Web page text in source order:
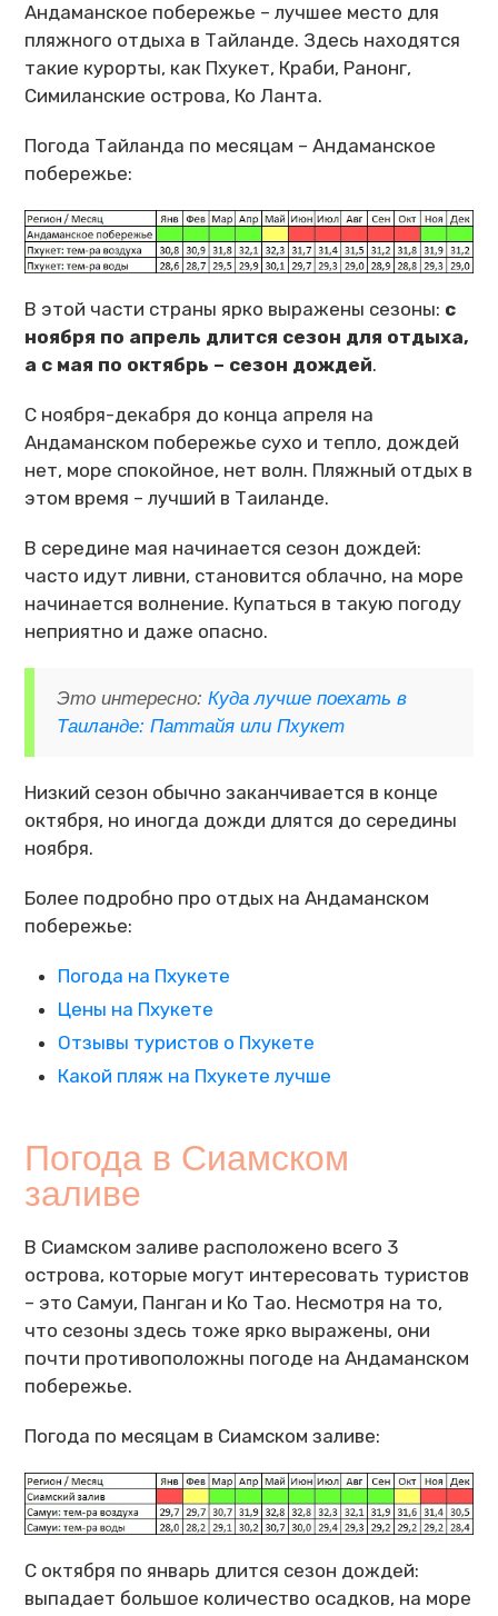
Андаманское побережье – лучшее место для
пляжного отдыха в Тайланде. Здесь находятся
такие курорты, как Пхукет, Краби, Ранонг,
Симиланские острова, Ко Ланта.
Погода Тайланда по месяцам – Андаманское
побережье:
В этой части страны ярко выражены сезоны: с
ноября по апрель длится сезон для отдыха,
а с мая по октябрь – сезон дождей.
С ноября-декабря до конца апреля на
Андаманском побережье сухо и тепло, дождей
нет, море спокойное, нет волн. Пляжный отдых в
этом время – лучший в Таиланде.
В середине мая начинается сезон дождей:
часто идут ливни, становится облачно, на море
начинается волнение. Купаться в такую погоду
неприятно и даже опасно.
Это интересно:Куда лучше поехать в
Таиланде: Паттайя или Пхукет
Низкий сезон обычно заканчивается в конце
октября, но иногда дожди длятся до середины
ноября.
Более подробно про отдых на Андаманском
побережье:
Погода на Пхукете
Цены на Пхукете
Отзывы туристов о Пхукете
Какой пляж на Пхукете лучше
Погода в Сиамском
заливе
В Сиамском заливе расположено всего 3
острова, которые могут интересовать туристов
– это Самуи, Панган и Ко Тао. Несмотря на то,
что сезоны здесь тоже ярко выражены, они
почти противоположны погоде на Андаманском
побережье.
Погода по месяцам в Сиамском заливе:
С октября по январь длится сезон дождей:
выпадает большое количество осадков, на море